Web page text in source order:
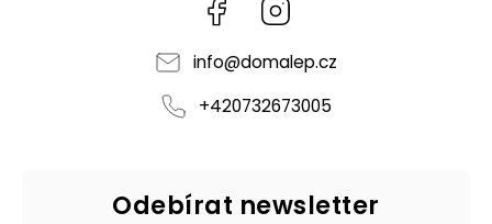
Facebook
info@domalep.cz
+420732673005
Odebírat newsletter